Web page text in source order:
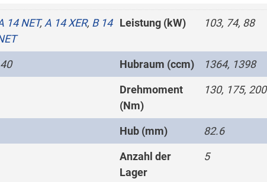
14 NET,A 14 XER, B 14
Leistung (kW) 103, 74, 88
Hubraum (ccm) 1364, 1398
Drehmoment
(Nm)
130, 175, 200
Hub (mm) 82.6
Anzahl der
Lager
5